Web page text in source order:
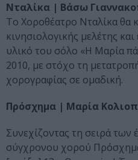
Νταλίκα | Βάσω
Το Χοροθέατρο Νταλίκα θα
κινησιολογικής μελέτης
υλικό του σόλο «Η Μαρία
2010, με στόχο τη
χορογραφίας σε ομαδική.
Πρόσχημα | Μαρία
Συνεχίζοντας τη σειρά των
σύγχρονου χορού